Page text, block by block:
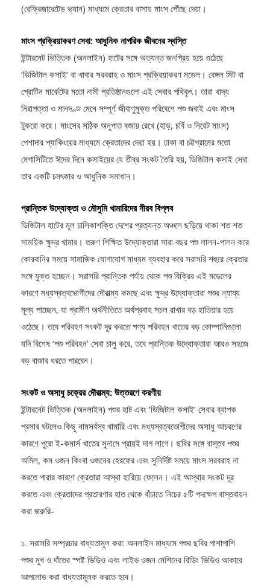
(রেফ্রিজারেটেড ভ্যান) মাধ্যমে ক্রেতার বাসায় মাংস পৌঁছে দেয়া।
মাংস প্রক্রিয়াকরণ সেবা: আধুনিক নাগরিক জীবনের স্বস্তি
ইন্টারনেট ভিত্তিক (অনলাইন) হাটের সঙ্গে অত্যন্ত জনপ্রিয় হয়ে ওঠেছে
‘ডিজিটাল কসাই’ বা খাবার সরবরাহ ও মাংস প্রক্রিয়াকরণ মডেল। বেঙ্গল মিট বা
প্রোটিন মার্কেটের মতো নামী প্রতিষ্ঠানগুলো এই সেবার পথিকৃৎ। তারা খাদ্য
নিরাপত্তা ও মানদণ্ড মেনে সম্পূর্ণ জীবাণুমুক্ত পরিবেশে পশু জবাই এবং মাংস
টুকরো করে। মাংসের সঠিক অনুপাত বজায় রেখে (হাড়, চর্বি ও নিরেট মাংস)
পেশাদার প্যাকিংয়ের মাধ্যমে ক্রেতাদের দেয়া হয়। ঢাকা বা চট্টগ্রামের মতো
মেগাসিটিতে ঈদের দিনে কসাইয়ের যে তীব্র সংকট তৈরি হয়, ডিজিটাল কসাই সেবা
তার একটি চমৎকার ও আধুনিক সমাধান।
প্রান্তিক উদ্যোক্তা ও মৌসুমি খামারিদের নীরব বিপ্লব
ডিজিটাল হাটের মূল চালিকাশক্তি দেশের প্রত্যন্ত অঞ্চলে ছড়িয়ে থাকা শত শত
সাময়িক ক্ষুদ্র খামার। তরুণ শিক্ষিত উদ্যোক্তারা সারা বছর পশু লালন-পালন করে
কোরবানির সময়ে সামাজিক যোগাযোগ মাধ্যম ব্যবহার করে সরাসরি শহুরে ক্রেতার
সঙ্গে যুক্ত হচ্ছেন। সরাসরি প্রান্তিক পর্যায় থেকে পশু বিক্রির এই মডেলের
কারণে মধ্যস্বত্বভোগীদের দৌরাত্ম্য কমছে এবং ক্ষুদ্র উদ্যোক্তারা পশুর ন্যায্য
মূল্য পাচ্ছেন, যা গ্রামীণ অর্থনীতিতে অর্থপ্রবাহ সচল রাখার বড় হাতিয়ার হয়ে
ওঠেছে। তবে পরিবহণ সংকট দূর করতে পণ্য পরিবহন খাতের বড় কোম্পানিগুলো
যদি বিশেষ ‘পশু পরিবহন’ সেবা চালু করে, তবে প্রান্তিক উদ্যোক্তারা আরও সহজে
বড় বাজার ধরতে পারবেন।
সংকট ও অসাধু চক্রের দৌরাত্ম্য: উত্তরণে করণীয়
ইন্টারনেট ভিত্তিক (অনলাইন) পশুর হাট এবং ‘ডিজিটাল কসাই’ সেবার ব্যাপক
প্রসার ঘটলেও কিছু নামসর্বস্ব খামারি এবং মধ্যস্বত্বভোগীদের অসাধু আচরণের
কারণে পুরো ই-কমার্স খাতের সুনামে প্রায়ই দাগ লাগে। ছবির সঙ্গে বাস্তব পশুর
অমিল, কম ওজন কিংবা ওজনের হেরফের এবং সুনির্দিষ্ট সময়ে মাংস সরবরাহ না
করতে পারার কারণে ক্রেতারা আস্থা হারিয়ে ফেলেন। এই আস্থার সংকট দূর
করতে এবং ক্রেতাদের প্রতারণার হাত থেকে বাঁচাতে নিচের ৫টি পদক্ষেপ বাস্তবায়ন
করা জরুরি-
১. সরাসরি সম্প্রচার বাধ্যতামূল করা: অনলাইন মাধ্যমে পশুর ছবির পাশাপাশি
পশুর মুখ ও দাঁতের স্পষ্ট ভিডিও এবং লাইভ ওজন মেশিনের রিডিং ভিডিও আকারে
আপলোড করা বাধ্যতামূলক করতে হবে।